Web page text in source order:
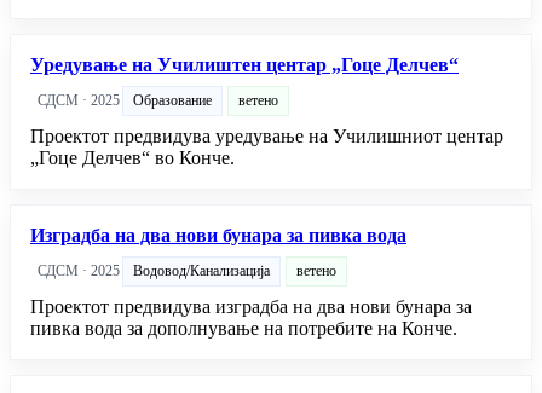
Уредување на Училиштен центар „Гоце Делчев“
СДСМ · 2025 Образование ветено
Проектот предвидува уредување на Училишниот центар
„Гоце Делчев“ во Конче.
Изградба на два нови бунара за пивка вода
СДСМ · 2025 Водовод/Канализација ветено
Проектот предвидува изградба на два нови бунара за
пивка вода за дополнување на потребите на Конче.